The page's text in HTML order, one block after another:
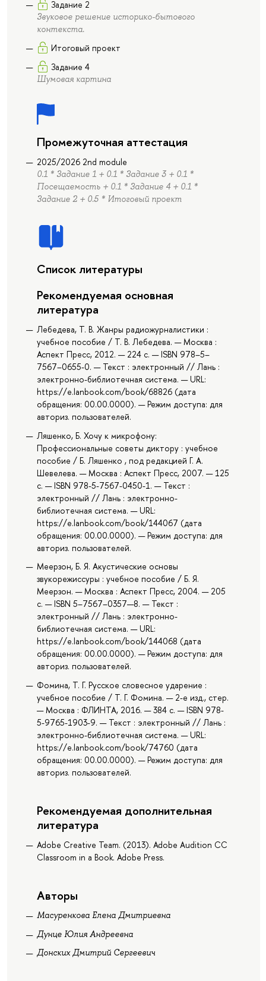
Задание 2
Звуковое решение историко-бытового
контекста.
Итоговый проект
Задание 4
Шумовая картина
Промежуточная аттестация
2025/2026 2nd module
0.1 * Задание 1 + 0.1 * Задание 3 + 0.1 *
Посещаемость + 0.1 * Задание 4 + 0.1 *
Задание 2 + 0.5 * Итоговый проект
Список литературы
Рекомендуемая основная
литература
Лебедева, Т. В. Жанры радиожурналистики :
учебное пособие / Т. В. Лебедева. — Москва :
Аспект Пресс, 2012. — 224 с. — ISBN 978–5–
7567–0655-0. — Текст : электронный // Лань :
электронно-библиотечная система. — URL:
https://e.lanbook.com/book/68826 (дата
обращения: 00.00.0000). — Режим доступа: для
авториз. пользователей.
Ляшенко, Б. Хочу к микрофону:
Профессиональные советы диктору : учебное
пособие / Б. Ляшенко , под редакцией Г. А.
Шевелева. — Москва : Аспект Пресс, 2007. — 125
с. — ISBN 978-5-7567-0450-1. — Текст :
электронный // Лань : электронно-
библиотечная система. — URL:
https://e.lanbook.com/book/144067 (дата
обращения: 00.00.0000). — Режим доступа: для
авториз. пользователей.
Меерзон, Б. Я. Акустические основы
звукорежиссуры : учебное пособие / Б. Я.
Меерзон. — Москва : Аспект Пресс, 2004. — 205
с. — ISBN 5–7567–0357—8. — Текст :
электронный // Лань : электронно-
библиотечная система. — URL:
https://e.lanbook.com/book/144068 (дата
обращения: 00.00.0000). — Режим доступа: для
авториз. пользователей.
Фомина, Т. Г. Русское словесное ударение :
учебное пособие / Т. Г. Фомина. — 2-е изд., стер.
— Москва : ФЛИНТА, 2016. — 384 с. — ISBN 978-
5-9765-1903-9. — Текст : электронный // Лань :
электронно-библиотечная система. — URL:
https://e.lanbook.com/book/74760 (дата
обращения: 00.00.0000). — Режим доступа: для
авториз. пользователей.
Рекомендуемая дополнительная
литература
Adobe Creative Team. (2013). Adobe Audition CC
Classroom in a Book. Adobe Press.
Авторы
Масуренкова Елена Дмитриевна
Дунце Юлия Андреевна
Донских Дмитрий Сергеевич